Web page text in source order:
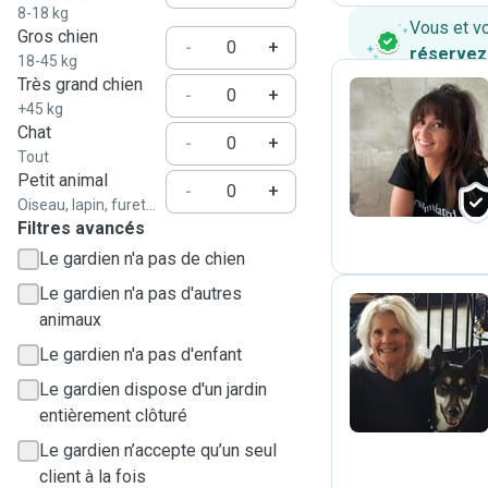
8-18 kg
Gros chien
18-45 kg
-
+
Très grand chien
+45 kg
-
+
Chat
Tout
-
+
Petit animal
Oiseau, lapin, furet...
-
+
Filtres avancés
Le gardien n'a pas de chien
Le gardien n'a pas d'autres
animaux
Le gardien n'a pas d'enfant
Le gardien dispose d'un jardin
entièrement clôturé
Le gardien n’accepte qu’un seul
client à la fois
Vous et
réservez
G
F